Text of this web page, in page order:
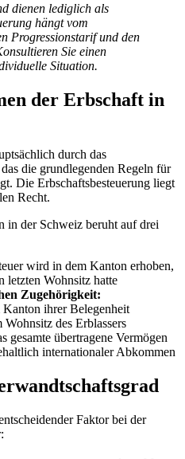
dienen lediglich als
hängt vom
Progressionstarif und den
Sie einen
Situation.
der Erbschaft in
durch das
die grundlegenden Regeln für
Die Erbschaftsbesteuerung liegt
Recht.
in der Schweiz beruht auf drei
wird in dem Kanton erhoben,
letzten Wohnsitz hatte
Zugehörigkeit:
ihrer Belegenheit
des Erblassers
gesamte übertragene Vermögen
internationaler Abkommen
Faktor bei der